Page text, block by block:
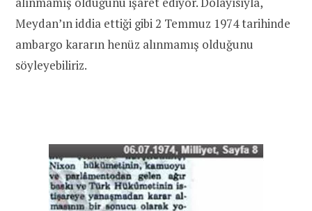
Meydan’ın iddia ettiği gibi 2 Temmuz 1974 tarihinde
ambargo kararın henüz alınmamış olduğunu
söyleyebiliriz.